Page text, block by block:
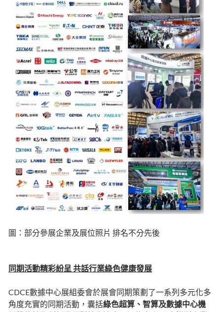
圖：部分參展企業及展位照片 排名不分先後
同期活動精彩紛呈 共話行業綠色健康發展
CDCE數據中心展組委會於展會同期策劃了一系列多元化多
角度充實的同期活動，囊括綠色超算、智算及數據中心機